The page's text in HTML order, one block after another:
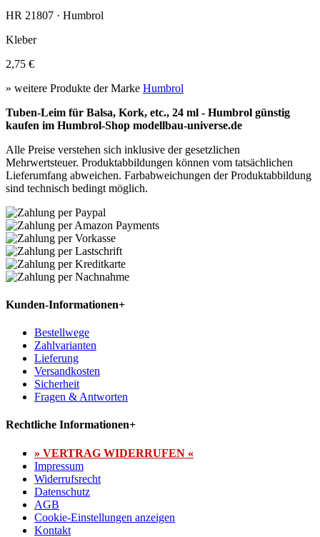
HR 21807 · Humbrol
Kleber
2,75 €
» weitere Produkte der Marke Humbrol
Tuben-Leim für Balsa, Kork, etc., 24 ml - Humbrol günstig
kaufen im Humbrol-Shop modellbau-universe.de
Alle Preise verstehen sich inklusive der gesetzlichen
Mehrwertsteuer. Produktabbildungen können vom tatsächlichen
Lieferumfang abweichen. Farbabweichungen der Produktabbildung
sind technisch bedingt möglich.
Kunden-Informationen+
Bestellwege
Zahlvarianten
Lieferung
Versandkosten
Sicherheit
Fragen & Antworten
Rechtliche Informationen+
» VERTRAG WIDERRUFEN «
Impressum
Widerrufsrecht
Datenschutz
AGB
Cookie-Einstellungen anzeigen
Kontakt